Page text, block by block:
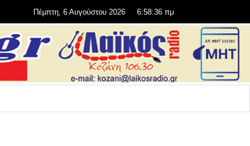
Πέμπτη, 6 Αυγούστου 2026 6:58:38 πμ